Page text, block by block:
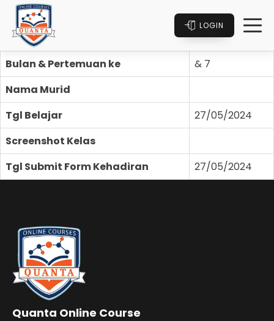
LOGIN
Bulan & Pertemuan ke
& 7
Nama Murid
Tgl Belajar
27/05/2024
Screenshot Kelas
Tgl Submit Form Kehadiran
27/05/2024
Quanta Online Course